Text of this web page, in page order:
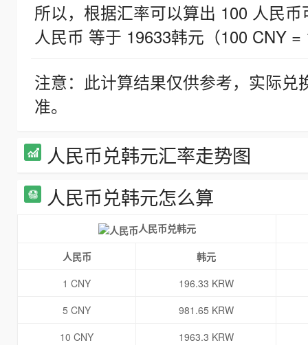
所以，根据汇率可以算出 100 人民
人民币 等于 19633韩元（100 CNY =
注意：此计算结果仅供参考，实际
准。
人民币兑韩元汇率走势图
人民币兑韩元怎么算
人民币兑韩元
人民币
韩元
1 CNY
196.33 KRW
5 CNY
981.65 KRW
10 CNY
1963.3 KRW